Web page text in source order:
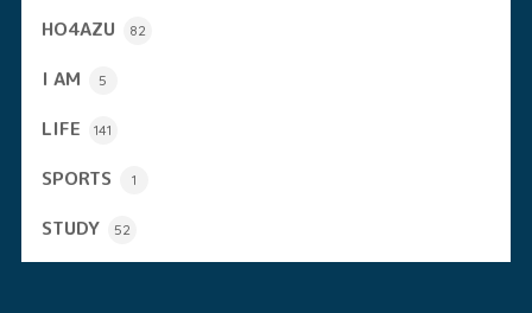
HO4AZU 82
I AM 5
LIFE 141
SPORTS 1
STUDY 52